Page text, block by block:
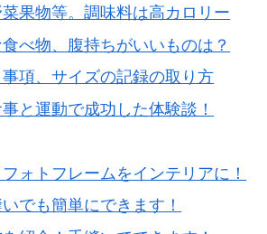
果物等。調味料は高カロリー
べ物、腹持ちがいいものは？
項、サイズの記録の取り方
と運動で成功した体験談！
ォトフレームをインテリアに！
でも簡単にできます！